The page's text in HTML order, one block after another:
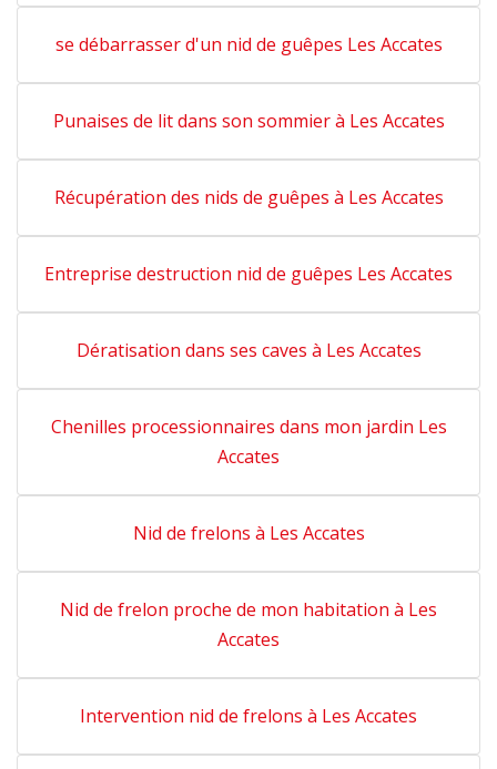
se débarrasser d'un nid de guêpes Les Accates
Punaises de lit dans son sommier à Les Accates
Récupération des nids de guêpes à Les Accates
Entreprise destruction nid de guêpes Les Accates
Dératisation dans ses caves à Les Accates
Chenilles processionnaires dans mon jardin Les
Accates
Nid de frelons à Les Accates
Nid de frelon proche de mon habitation à Les
Accates
Intervention nid de frelons à Les Accates